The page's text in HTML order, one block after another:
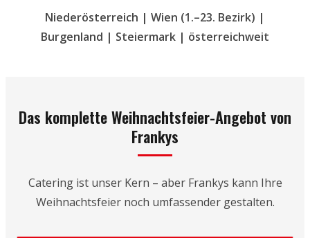
Niederösterreich | Wien (1.–23. Bezirk) |
Burgenland | Steiermark | österreichweit
Das komplette Weihnachtsfeier-Angebot von
Frankys
Catering ist unser Kern – aber Frankys kann Ihre
Weihnachtsfeier noch umfassender gestalten.